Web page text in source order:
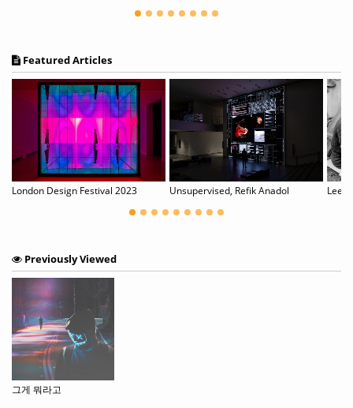
Featured Articles
London Design Festival 2023 Unsupervised, Refik Anadol
Previously Viewed
그게 뭐라고